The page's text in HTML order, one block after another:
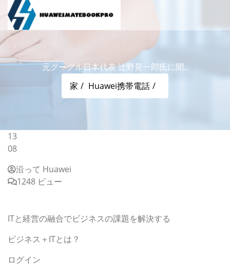
元グーグル日本代表 辻野晃一郎氏に聞...
家 Huawei携帯電話
13
08
沿って Huawei
1248 ビュー
ITと経営の融合でビジネスの課題を解決する
ビジネス＋ITとは？
ログイン